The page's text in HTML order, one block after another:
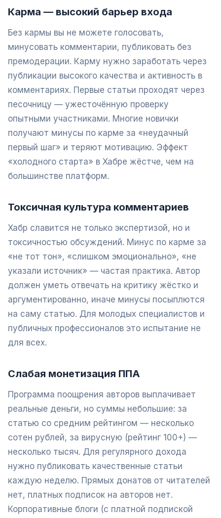
Карма — высокий барьер входа
Без кармы вы не можете голосовать,
минусовать комментарии, публиковать без
премодерации. Карму нужно заработать через
публикации высокого качества и активность в
комментариях. Первые статьи проходят через
песочницу — ужесточённую проверку
опытными участниками. Многие новички
получают минусы по карме за «неудачный
первый шаг» и теряют мотивацию. Эффект
«холодного старта» в Хабре жёстче, чем на
большинстве платформ.
Токсичная культура комментариев
Хабр славится не только экспертизой, но и
токсичностью обсуждений. Минус по карме за
«не тот тон», «слишком эмоционально», «не
указали источник» — частая практика. Автор
должен уметь отвечать на критику жёстко и
аргументированно, иначе минусы посыплются
на саму статью. Для молодых специалистов и
публичных профессионалов это испытание не
для всех.
Слабая монетизация ППА
Программа поощрения авторов выплачивает
реальные деньги, но суммы небольшие: за
статью со средним рейтингом — несколько
сотен рублей, за вирусную (рейтинг 100+) —
несколько тысяч. Для регулярного дохода
нужно публиковать качественные статьи
каждую неделю. Прямых донатов от читателей
нет, платных подписок на авторов нет.
Корпоративные блоги (с платной подпиской